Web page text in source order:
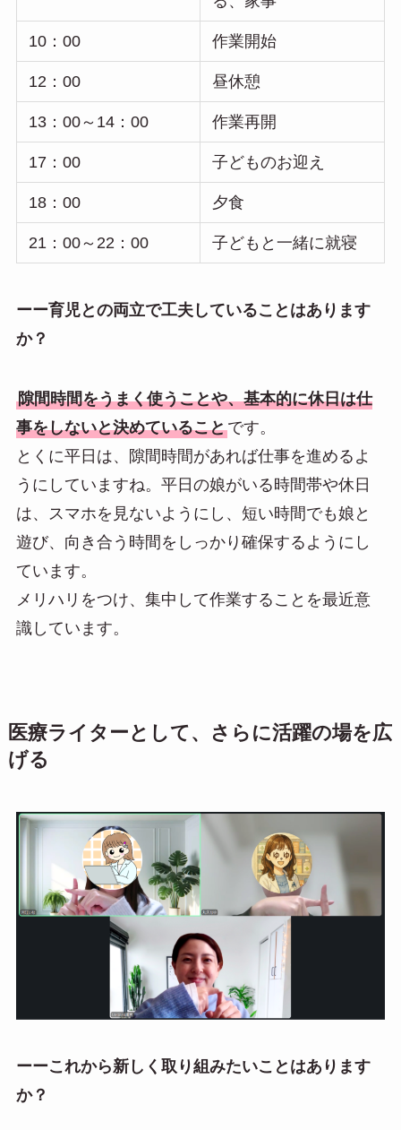
10：00 作業開始
12：00 昼休憩
13：00～14：00 作業再開
17：00 子どものお迎え
18：00 夕食
21：00～22：00 子どもと一緒に就寝
ーー育児との両立で工夫していることはあります
か？
隙間時間をうまく使うことや、基本的に休日は仕
事をしないと決めていることです。
とくに平日は、隙間時間があれば仕事を進めるよ
うにしていますね。平日の娘がいる時間帯や休日
は、スマホを見ないようにし、短い時間でも娘と
遊び、向き合う時間をしっかり確保するようにし
ています。
メリハリをつけ、集中して作業することを最近意
識しています。
医療ライターとして、さらに活躍の場を広
げる
ーーこれから新しく取り組みたいことはあります
か？